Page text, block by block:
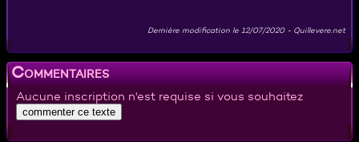
* @param sIdentifiant
* @throws IOException
*/
Dernière modification le 12/07/2020- Quillevere.net
Commentaires
Aucune inscription n'est requise si vous souhaitez